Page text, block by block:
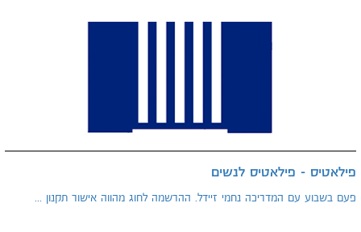
פילאטיס - פילאטיס לנשים
פעם בשבוע עם המדריכה נחמי זיידל. ההרשמה לחוג מהווה אישור תקנון ...